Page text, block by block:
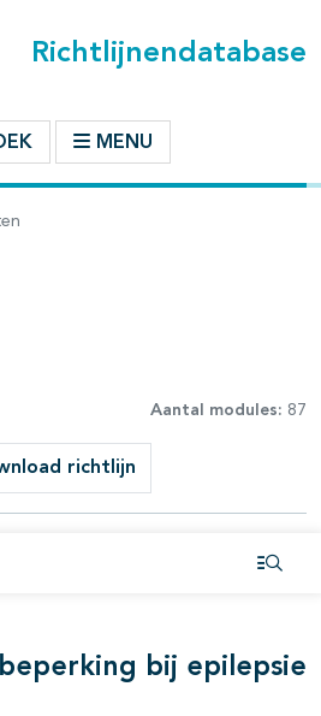
Richtlijnendatabase
MENU
Aantal modules: 87
richtlijn
bij epilepsie